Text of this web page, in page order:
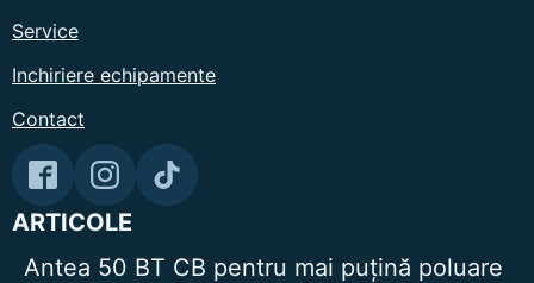
Service
Inchiriere echipamente
Contact
ARTICOLE
Antea 50 BT CB pentru mai puțină poluare